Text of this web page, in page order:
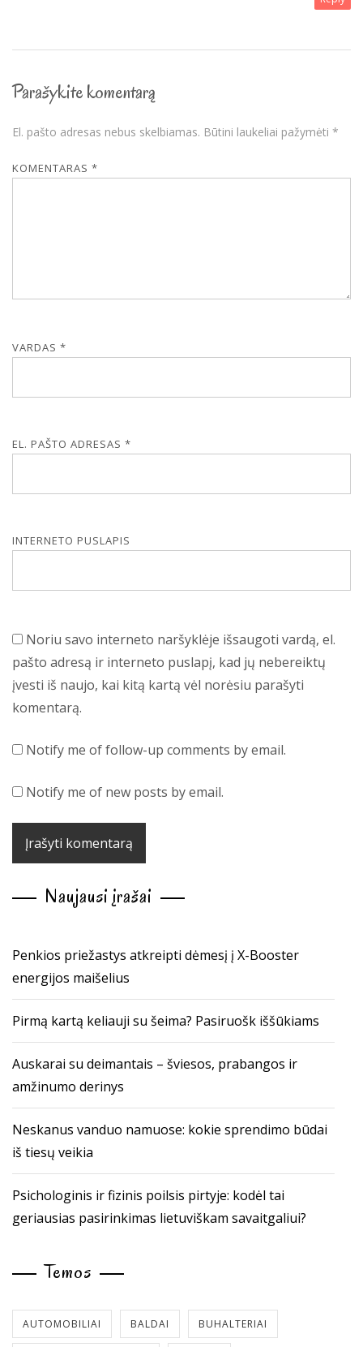
Parašykite komentarą
El. pašto adresas nebus skelbiamas. Būtini laukeliai pažymėti *
KOMENTARAS *
VARDAS *
EL. PAŠTO ADRESAS *
INTERNETO PUSLAPIS
Noriu savo interneto naršyklėje išsaugoti vardą, el.
pašto adresą ir interneto puslapį, kad jų nebereiktų
įvesti iš naujo, kai kitą kartą vėl norėsiu parašyti
komentarą.
Notify me of follow-up comments by email.
Notify me of new posts by email.
Naujausi įrašai
Penkios priežastys atkreipti dėmesį į X-Booster
energijos maišelius
Pirmą kartą keliauji su šeima? Pasiruošk iššūkiams
Auskarai su deimantais – šviesos, prabangos ir
amžinumo derinys
Neskanus vanduo namuose: kokie sprendimo būdai
iš tiesų veikia
Psichologinis ir fizinis poilsis pirtyje: kodėl tai
geriausias pasirinkimas lietuviškam savaitgaliui?
Temos
AUTOMOBILIAI BALDAI BUHALTERIAI